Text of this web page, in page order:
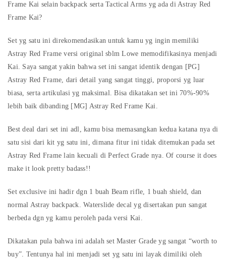
Frame Kai selain backpack serta Tactical Arms yg ada di Astray Red
Frame Kai?
Set yg satu ini direkomendasikan untuk kamu yg ingin memiliki
Astray Red Frame versi original sblm Lowe memodifikasinya menjadi
Kai. Saya sangat yakin bahwa set ini sangat identik dengan [PG]
Astray Red Frame, dari detail yang sangat tinggi, proporsi yg luar
biasa, serta artikulasi yg maksimal. Bisa dikatakan set ini 70%-90%
lebih baik dibanding [MG] Astray Red Frame Kai.
Best deal dari set ini adl, kamu bisa memasangkan kedua katana nya di
satu sisi dari kit yg satu ini, dimana fitur ini tidak ditemukan pada set
Astray Red Frame lain kecuali di Perfect Grade nya. Of course it does
make it look pretty badass!!
Set exclusive ini hadir dgn 1 buah Beam rifle, 1 buah shield, dan
normal Astray backpack. Waterslide decal yg disertakan pun sangat
berbeda dgn yg kamu peroleh pada versi Kai.
Dikatakan pula bahwa ini adalah set Master Grade yg sangat “worth to
buy”. Tentunya hal ini menjadi set yg satu ini layak dimiliki oleh